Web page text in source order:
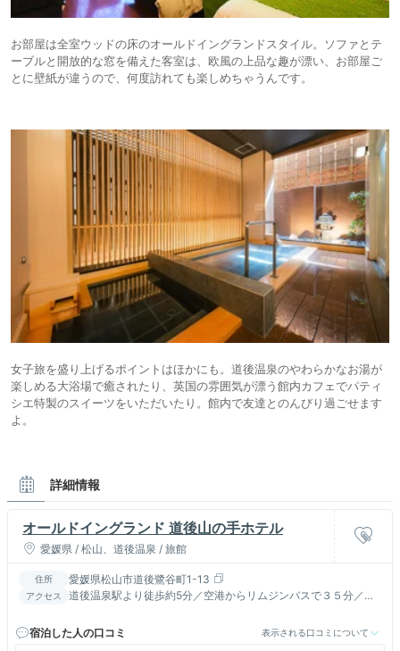
お部屋は全室ウッドの床のオールドイングランドスタイル。ソファとテ
ーブルと開放的な窓を備えた客室は、欧風の上品な趣が漂い、お部屋ご
とに壁紙が違うので、何度訪れても楽しめちゃうんです。
女子旅を盛り上げるポイントはほかにも。道後温泉のやわらかなお湯が
楽しめる大浴場で癒されたり、英国の雰囲気が漂う館内カフェでパティ
シエ特製のスイーツをいただいたり。館内で友達とのんびり過ごせます
よ。
詳細情報
オールドイングランド 道後山の手ホテル
愛媛県 / 松山、道後温泉 / 旅館
住所 愛媛県松山市道後鷺谷町1-13
アクセス
道後温泉駅より徒歩約5分／空港からリムジンバスで３５分／Ｊ
分
宿泊した人の口コミ 表示される口コミについて